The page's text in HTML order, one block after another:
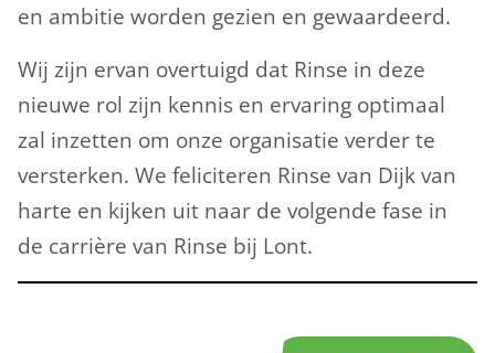
en ambitie worden gezien en gewaardeerd.
Wij zijn ervan overtuigd dat Rinse in deze
nieuwe rol zijn kennis en ervaring optimaal
zal inzetten om onze organisatie verder te
versterken. We feliciteren Rinse van Dijk van
harte en kijken uit naar de volgende fase in
de carrière van Rinse bij Lont.